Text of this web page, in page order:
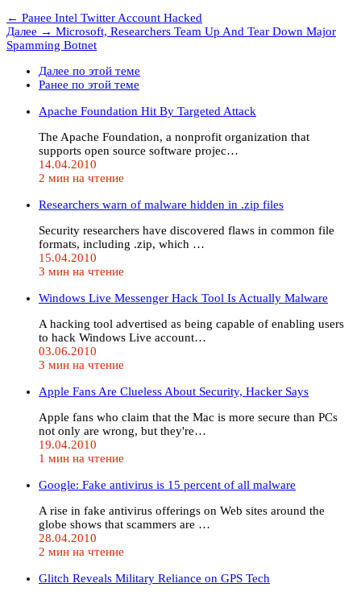
← Ранее Intel Twitter Account Hacked
Далее → Microsoft, Researchers Team Up And Tear Down Major
Spamming Botnet
Далее по этой теме
Ранее по этой теме
Apache Foundation Hit By Targeted Attack
The Apache Foundation, a nonprofit organization that
supports open source software projec…
14.04.2010
2 мин на чтение
Researchers warn of malware hidden in .zip files
Security researchers have discovered flaws in common file
formats, including .zip, which …
15.04.2010
3 мин на чтение
Windows Live Messenger Hack Tool Is Actually Malware
A hacking tool advertised as being capable of enabling users
to hack Windows Live account…
03.06.2010
3 мин на чтение
Apple Fans Are Clueless About Security, Hacker Says
Apple fans who claim that the Mac is more secure than PCs
not only are wrong, but they're…
19.04.2010
1 мин на чтение
Google: Fake antivirus is 15 percent of all malware
A rise in fake antivirus offerings on Web sites around the
globe shows that scammers are …
28.04.2010
2 мин на чтение
Glitch Reveals Military Reliance on GPS Tech